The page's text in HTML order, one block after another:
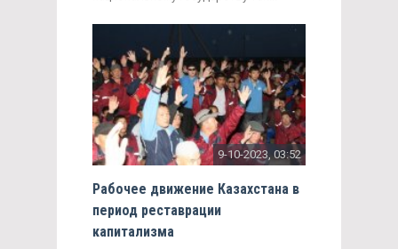
9-10-2023, 03:52
Рабочее движение Казахстана в
период реставрации
капитализма